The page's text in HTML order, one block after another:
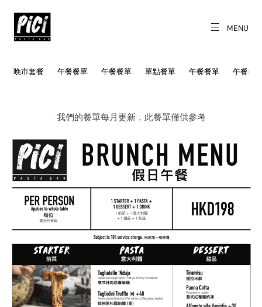
content
MENU
晚市套餐 午餐餐單 午餐餐單 單點餐單 午餐餐單 午餐餐
我們的餐單每月更新，此餐單僅供參考